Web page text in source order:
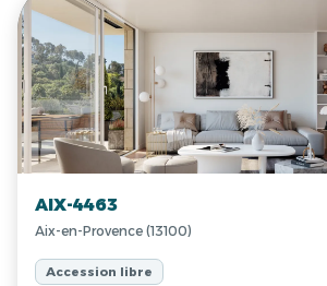
AIX-4463
Aix-en-Provence (13100)
Accession libre